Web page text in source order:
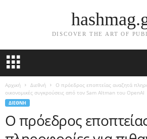
DISCOVER THE ART OF
Αρχική Διεθνή
Ο πρόεδρος εποπτείας αναζητά
οικονομικές συγκρούσεις από τον Sam Altman του OpenAI
ΔΙΕΘΝΉ
Ο πρόεδρος